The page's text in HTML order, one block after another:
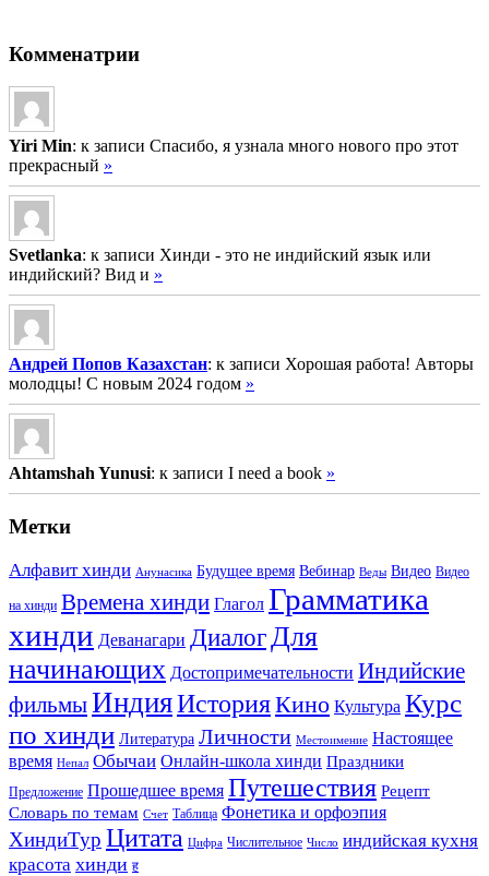
Комменатрии
Yiri Min: к записи Спасибо, я узнала много нового про этот
прекрасный »
Svetlanka: к записи Хинди - это не индийский язык или
индийский? Вид и »
Андрей Попов Казахстан: к записи Хорошая работа! Авторы
молодцы! С новым 2024 годом »
Ahtamshah Yunusi: к записи I need a book »
Метки
Алфавит хинди Анунасика Будущее время Вебинар Веды Видео Видео
на хинди Времена хинди Глагол Грамматика
хинди Деванагари Диалог Для
начинающих Достопримечательности Индийские
фильмыИндияИсторияКино Культура Курс
по хинди Литература Личности Местоимение Настоящее
время Непал Обычаи Онлайн-школа хинди Праздники
Предложение Прошедшее время Путешествия Рецепт
Словарь по темам Счет Таблица Фонетика и орфоэпия
ХиндиТур Цитата Цифра Числительное Число индийская кухня
красота хинди ह